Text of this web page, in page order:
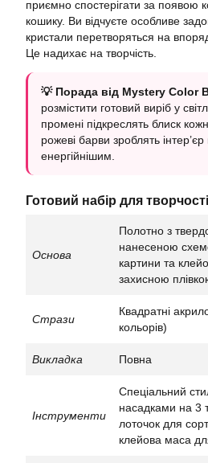
приємно спостерігати за появою
кошику. Ви відчуєте особливе
кристали перетворяться на
Це надихає на творчість.
💡 Порада від Mystery Color
розмістити готовий виріб у
промені підкреслять блиск
рожеві барви зроблять інтер’єр
енергійнішим.
Готовий набір для
Основа
Полотно з
нанесеною
картини та
захисною
Стрази
Квадратні
кольорів)
Викладка Повна
Інструменти
Спеціальний
насадками на 3
лоточок для
клейова маса